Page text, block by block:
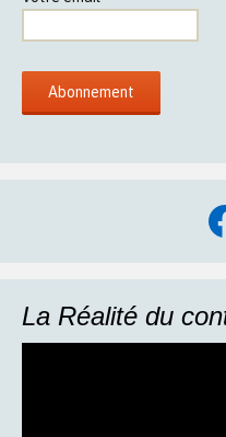
La Réalité du